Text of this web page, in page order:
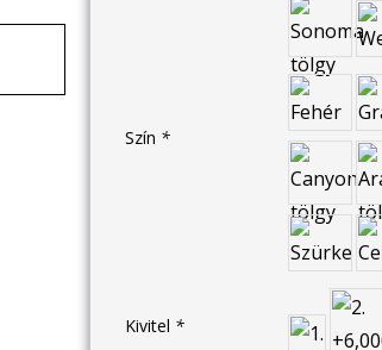
Szín *
Kivitel *